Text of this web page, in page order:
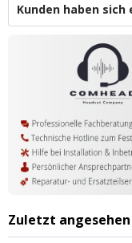
Kunden haben
Zuletzt angesehen